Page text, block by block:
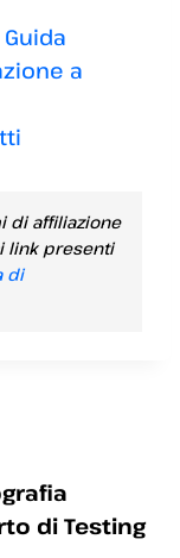
a
di affiliazione
link presenti
di
di Testing